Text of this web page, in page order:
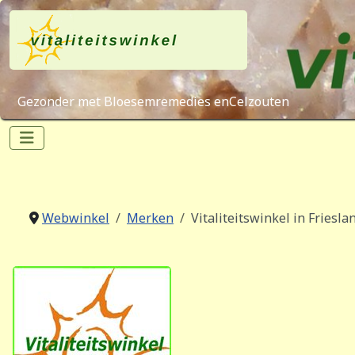
Gezonder met Bloesemremedies enCelzouten
Webwinkel Merken Vitaliteitswinkel in